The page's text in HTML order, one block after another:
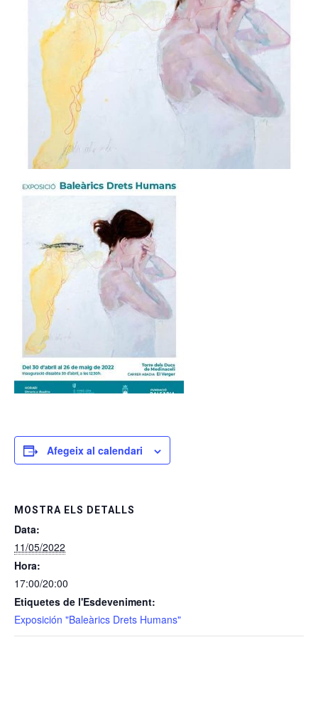
Afegeix al calendari
MOSTRA ELS DETALLS
Data:
11/05/2022
Hora:
17:00/20:00
Etiquetes de l'Esdeveniment:
Exposición "Baleàrics Drets Humans"